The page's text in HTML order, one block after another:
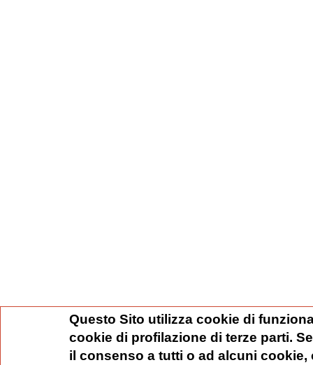
Questo Sito utilizza cookie di
cookie di profilazione di terze parti.
il consenso a tutti o ad alcuni